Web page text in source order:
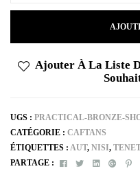
Ajouter À La Liste
UGS : PRACTICAL-BRONZE-
CATÉGORIE : CAFTANS
ÉTIQUETTES : AUT, NISI,
PARTAGE :
FacebookTwitterLinkedin